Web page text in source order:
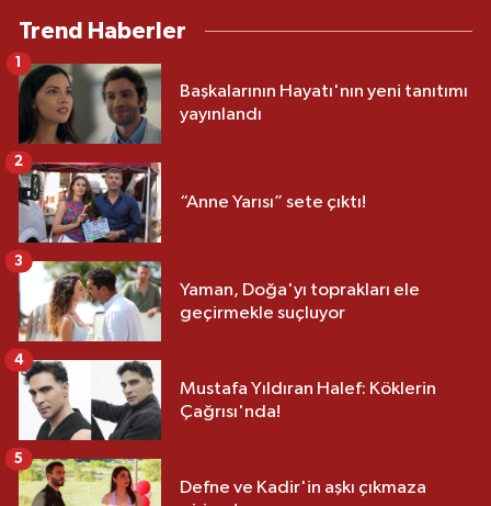
Trend Haberler
Başkalarının Hayatı'nın yeni tanıtımı
yayınlandı
1
“Anne Yarısı” sete çıktı!
2
Yaman, Doğa'yı toprakları ele
geçirmekle suçluyor
3
Mustafa Yıldıran Halef: Köklerin
Çağrısı'nda!
4
Defne ve Kadir'in aşkı çıkmaza
5